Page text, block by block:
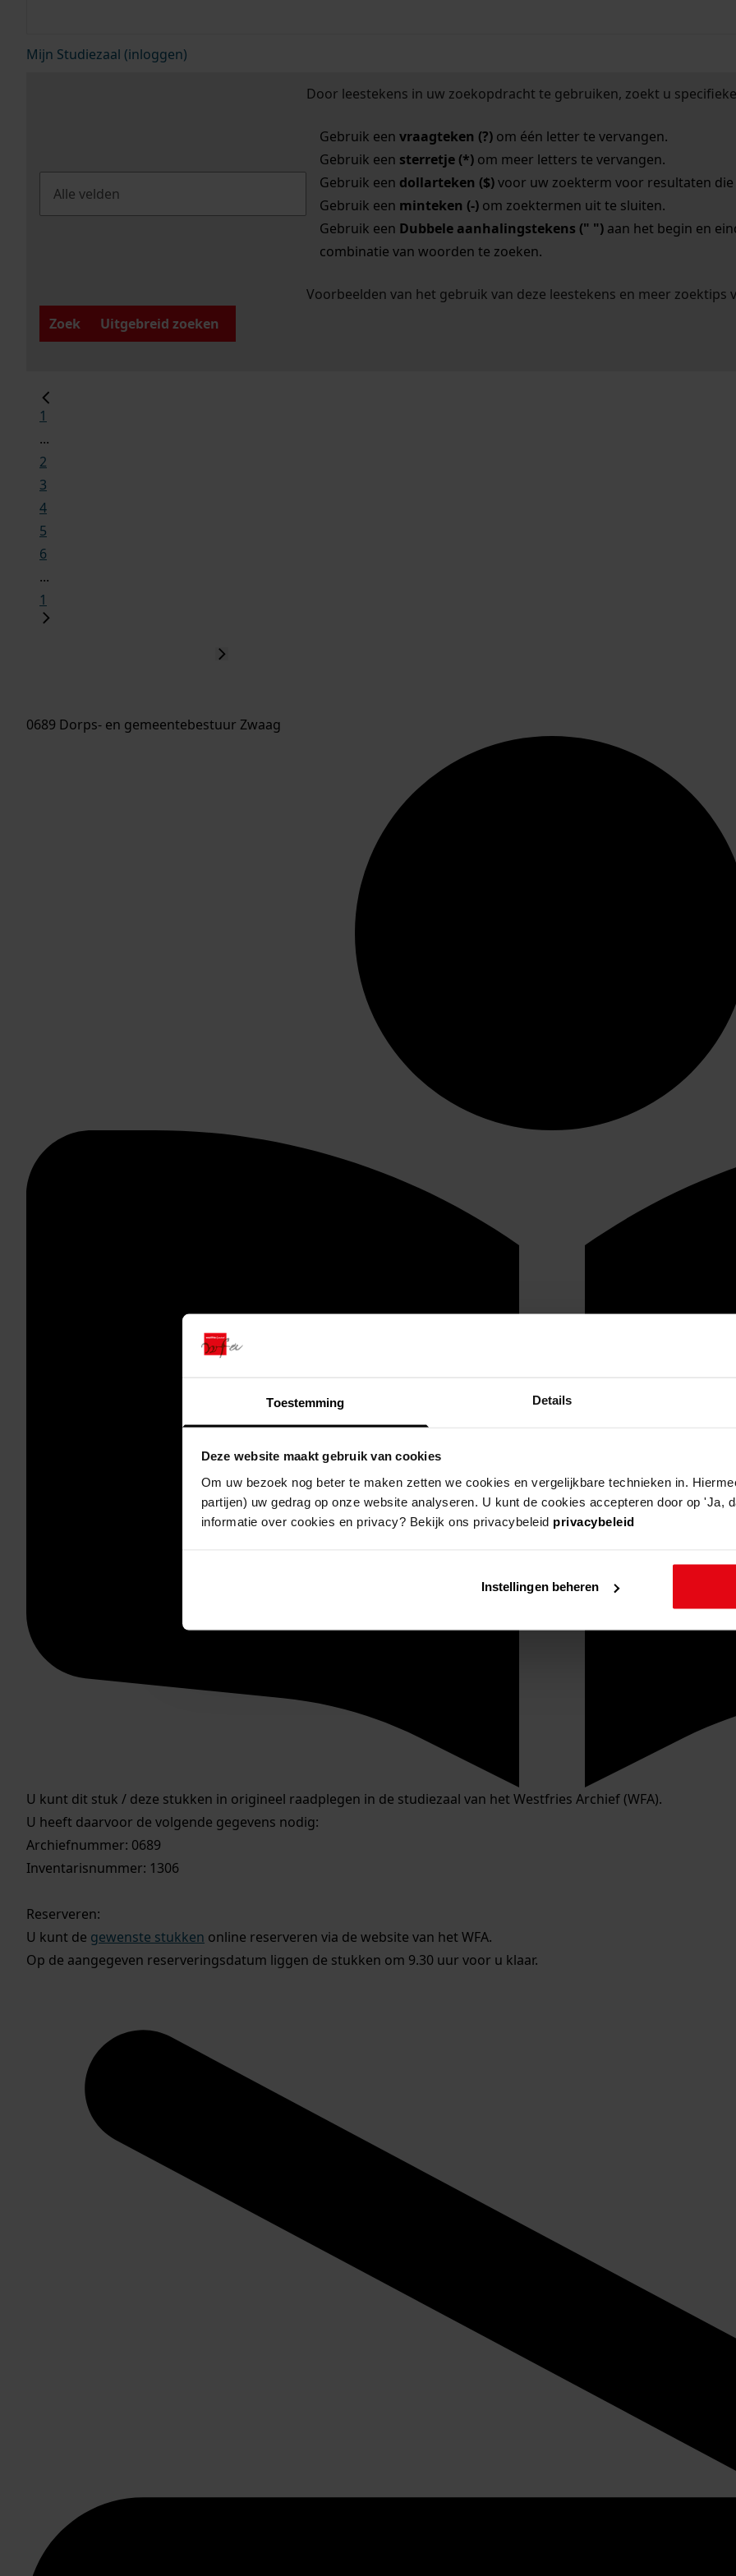
Toestemming Details
Deze website maakt gebruik van cookies
Om uw bezoek nog beter te maken zetten we cookies en vergelijkbare technieken in.
partijen) uw gedrag op onze website analyseren. U kunt de cookies accepteren door op 'Ja,
informatie over cookies en privacy? Bekijk ons privacybeleid privacybeleid
Instellingen beheren
Mijn Studiezaal (inloggen)
Door leestekens in uw zoekopdracht te gebruiken, zoekt u
Gebruik een vraagteken (?)om één letter te vervangen.
Gebruik een sterretje (*)om meer letters te vervangen.
Gebruik een dollarteken ($)voor uw zoekterm voor resultaten die
Gebruik een minteken (-)om zoektermen uit te sluiten.
Gebruik een Dubbele aanhalingstekens (" ")aan het begin en
combinatie van woorden te zoeken.
Voorbeelden van het gebruik van deze leestekens en meer zoektips
Zoek
Uitgebreid zoeken
1
...
2
3
4
5
6
...
1
0689 Dorps- en gemeentebestuur Zwaag
U kunt dit stuk / deze stukken in origineel raadplegen in de studiezaal van het Westfries Archief (WFA).
U heeft daarvoor de volgende gegevens nodig:
Archiefnummer: 0689
Inventarisnummer: 1306
Reserveren:
U kunt de gewenste stukken online reserveren via de website van het WFA.
Op de aangegeven reserveringsdatum liggen de stukken om 9.30 uur voor u klaar.